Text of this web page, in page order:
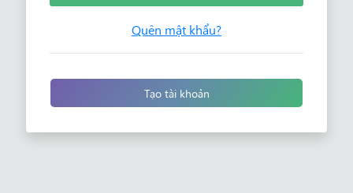
Quên mật khẩu?
Tạo tài khoản